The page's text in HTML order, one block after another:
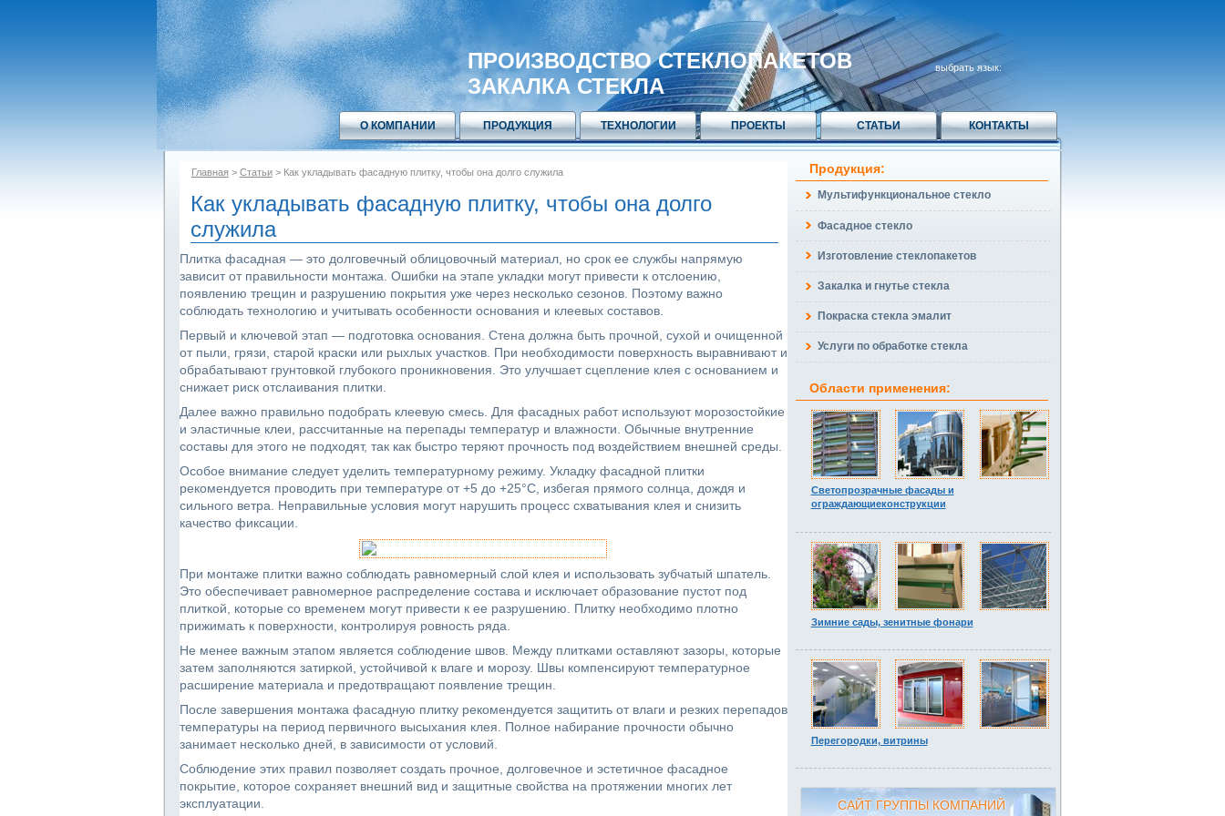
ПРОИЗВОДСТВО СТЕКЛОПАКЕТОВ
ЗАКАЛКА СТЕКЛА
выбрать язык:
О КОМПАНИИ ПРОДУКЦИЯ ТЕХНОЛОГИИ ПРОЕКТЫ СТАТЬИ КОНТАКТЫ
Главная > Статьи> Как укладывать фасадную плитку, чтобы она долго служила
Как укладывать фасадную плитку, чтобы она долго
служила
Плитка фасадная — это долговечный облицовочный материал, но срок ее службы напрямую
зависит от правильности монтажа. Ошибки на этапе укладки могут привести к отслоению,
появлению трещин и разрушению покрытия уже через несколько сезонов. Поэтому важно
соблюдать технологию и учитывать особенности основания и клеевых составов.
Первый и ключевой этап — подготовка основания. Стена должна быть прочной, сухой и очищенной
от пыли, грязи, старой краски или рыхлых участков. При необходимости поверхность выравнивают и
обрабатывают грунтовкой глубокого проникновения. Это улучшает сцепление клея с основанием и
снижает риск отслаивания плитки.
Далее важно правильно подобрать клеевую смесь. Для фасадных работ используют морозостойкие
и эластичные клеи, рассчитанные на перепады температур и влажности. Обычные внутренние
составы для этого не подходят, так как быстро теряют прочность под воздействием внешней среды.
Особое внимание следует уделить температурному режиму. Укладку фасадной плитки
рекомендуется проводить при температуре от +5 до +25°C, избегая прямого солнца, дождя и
сильного ветра. Неправильные условия могут нарушить процесс схватывания клея и снизить
качество фиксации.
При монтаже плитки важно соблюдать равномерный слой клея и использовать зубчатый шпатель.
Это обеспечивает равномерное распределение состава и исключает образование пустот под
плиткой, которые со временем могут привести к ее разрушению. Плитку необходимо плотно
прижимать к поверхности, контролируя ровность ряда.
Не менее важным этапом является соблюдение швов. Между плитками оставляют зазоры, которые
затем заполняются затиркой, устойчивой к влаге и морозу. Швы компенсируют температурное
расширение материала и предотвращают появление трещин.
После завершения монтажа фасадную плитку рекомендуется защитить от влаги и резких перепадов
температуры на период первичного высыхания клея. Полное набирание прочности обычно
занимает несколько дней, в зависимости от условий.
Соблюдение этих правил позволяет создать прочное, долговечное и эстетичное фасадное
покрытие, которое сохраняет внешний вид и защитные свойства на протяжении многих лет
эксплуатации.
Продукция:
Мультифункциональное стекло
Фасадное стекло
Изготовление стеклопакетов
Закалка и гнутье стекла
Покраска стекла эмалит
Услуги по обработке стекла
Области применения:
Светопрозрачные фасады и
ограждающиеконструкции
Зимние сады, зенитные фонари
Перегородки, витрины
САЙТ ГРУППЫ КОМПАНИЙ